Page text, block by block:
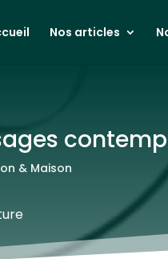
Nos articles
& Maison